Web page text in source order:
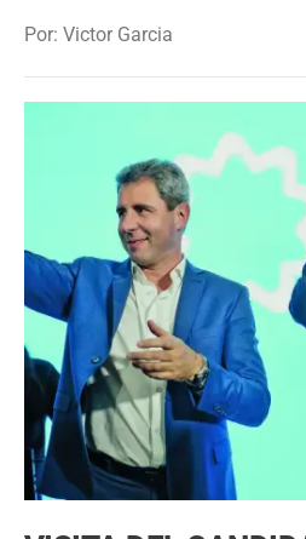
Por: Victor Garcia